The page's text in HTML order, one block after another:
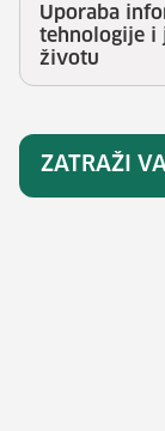
Uporaba
tehnologije i
životu
ZATRAŽI